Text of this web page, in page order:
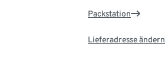
Packstation
Lieferadresse ändern